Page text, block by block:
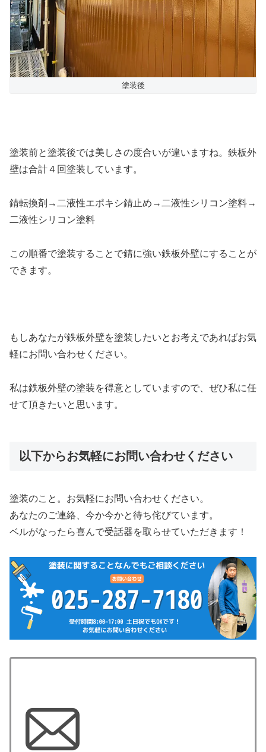
塗装後
塗装前と塗装後では美しさの度合いが違いますね。鉄板外
壁は合計４回塗装しています。
錆転換剤→二液性エポキシ錆止め→二液性シリコン塗料→
二液性シリコン塗料
この順番で塗装することで錆に強い鉄板外壁にすることが
できます。
もしあなたが鉄板外壁を塗装したいとお考えであればお気
軽にお問い合わせください。
私は鉄板外壁の塗装を得意としていますので、ぜひ私に任
せて頂きたいと思います。
以下からお気軽にお問い合わせください
塗装のこと。お気軽にお問い合わせください。
あなたのご連絡、今か今かと待ち侘びています。
ベルがなったら喜んで受話器を取らせていただきます！